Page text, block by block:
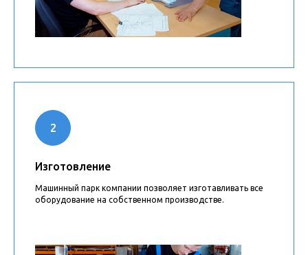
Изготовление
Машинный парк компании позволяет изготавливать все
оборудование на собственном производстве.